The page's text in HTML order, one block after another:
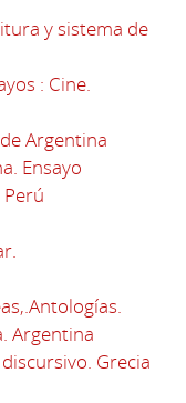
y sistema de
: Cine.
Argentina
Ensayo
Argentina
Grecia